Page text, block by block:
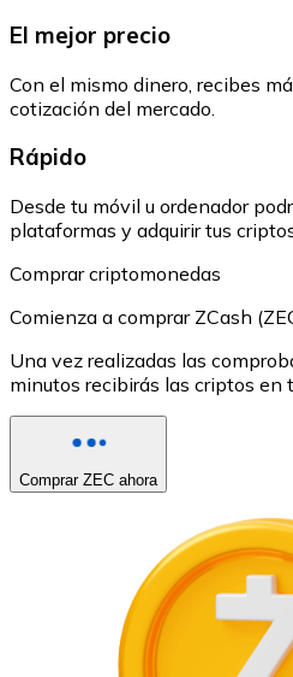
El mejor precio
Con el mismo dinero, recibes
cotización del mercado.
Rápido
Desde tu móvil u ordenador
plataformas y adquirir tus
Comprar criptomonedas
Comienza a comprar ZCash
Una vez realizadas las
minutos recibirás las criptos en
Comprar ZEC ahora